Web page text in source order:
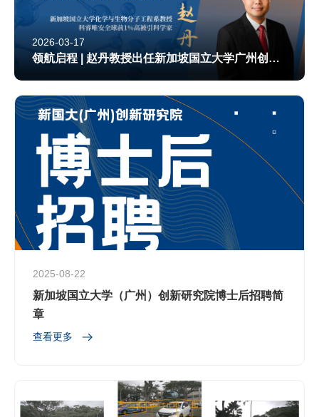
2026-03-17
领航启程 | 赵丹教授出任新加坡国立大学广州创新研究院院长
2025-08-22
新加坡国立大学（广州）创新研究院博士后招聘简
章
查看更多